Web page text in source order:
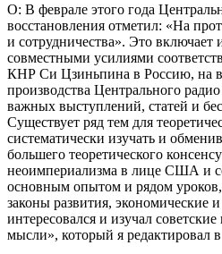
О: В феврале этого года
восстановления отметил: «На
и сотрудничества». Это
совместными усилиями
КНР Си Цзиньпина в Россию, на
производства Центрального
важных выступлений, статей и
Существует ряд тем для
систематически изучать и
большего теоретического
неоимпериализма в лице США и
основным опытом и рядом
законы развития, экономические
интересовался и изучал
мысли», который я редактировал